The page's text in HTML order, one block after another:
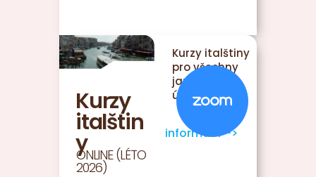
Kurzy
italštin
y
ONLINE (LÉTO
2026)
Kurzy italštiny
pro všechny
jazykové
úrovně
informací –>